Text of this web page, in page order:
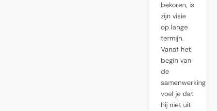
bekoren, is
zijn visie
op lange
termijn.
Vanaf het
begin van
de
samenwerking
voel je dat
hij niet uit